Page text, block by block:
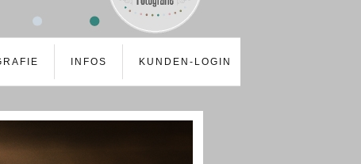
INFOS KUNDEN-LOGIN